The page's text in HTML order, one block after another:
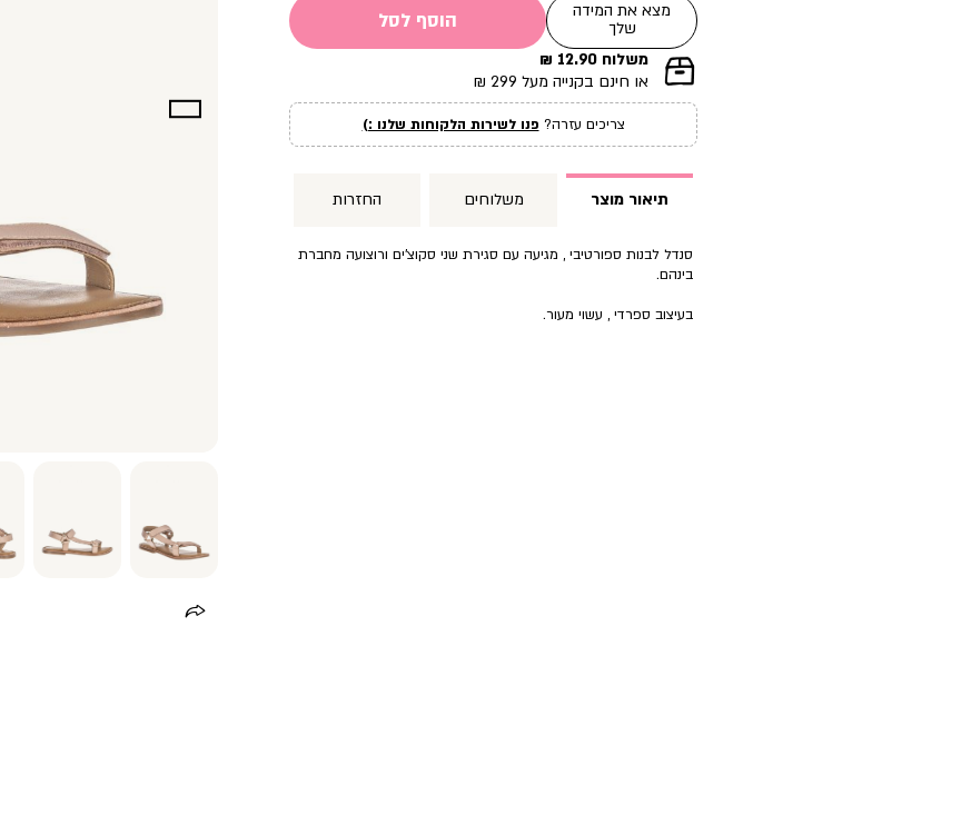
מצא את המידה
שלך
הוסף לסל
|
תומך
עמוד
מוצר
משלוח 12.90 ₪
או חינם בקנייה מעל 299 ₪
צריכים עזרה? פנו לשירות הלקוחות שלנו :)
תיאור מוצר משלוחים החזרות
סנדל לבנות ספורטיבי , מגיעה עם סגירת שני סקוצ’ים ורוצועה מחברת
בינהם.
בעיצוב ספרדי , עשוי מעור.